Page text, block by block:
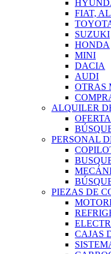
FIAT,
SUZUKI
HONDA
MINI
DACIA
AUDI
OTRAS
ALQUILER
PERSONAL
PIEZAS DE
CAJAS